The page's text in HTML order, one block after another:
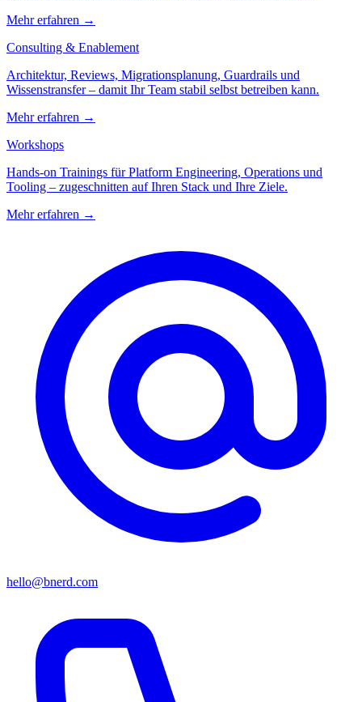
Mehr erfahren →
Consulting & Enablement
Architektur, Reviews, Migrationsplanung, Guardrails und
Wissenstransfer – damit Ihr Team stabil selbst betreiben kann.
Mehr erfahren →
Workshops
Hands-on Trainings für Platform Engineering, Operations und
Tooling – zugeschnitten auf Ihren Stack und Ihre Ziele.
Mehr erfahren →
hello@bnerd.com